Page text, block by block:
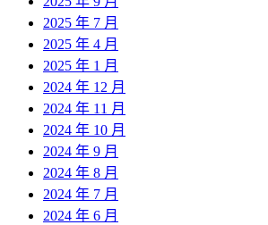
2025 年 7 月
2025 年 4 月
2025 年 1 月
2024 年 12 月
2024 年 11 月
2024 年 10 月
2024 年 9 月
2024 年 8 月
2024 年 7 月
2024 年 6 月